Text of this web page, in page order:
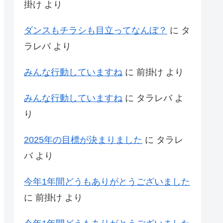
掛け より
ダンスもチラシも目立ってなんぼ？ に タ
ラレバより
みんな行動していますね に 前掛け より
みんな行動していますね に タラレバよ
り
2025年の目標が決まりました に タラレ
バより
今年1年間どうもありがとうございました
に 前掛け より